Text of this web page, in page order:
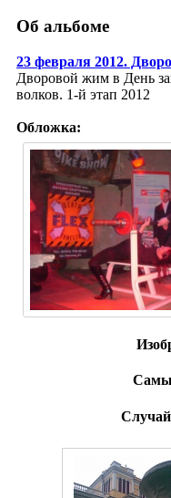
Об альбоме
23 февраля 2012.
Дворовой жим в День
волков. 1-й этап 2012
Обложка: